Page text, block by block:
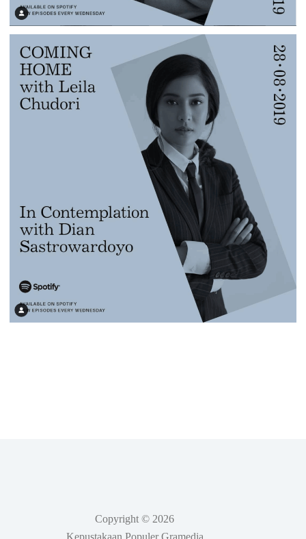
Copyright © 2026
Kepustakaan Populer Gramedia